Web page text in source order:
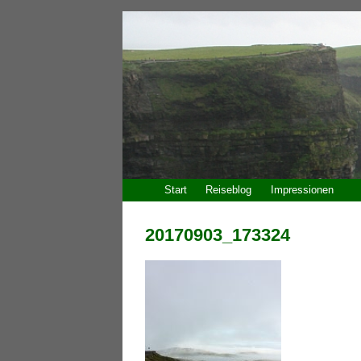
Start Reiseblog Impressionen
20170903_173324